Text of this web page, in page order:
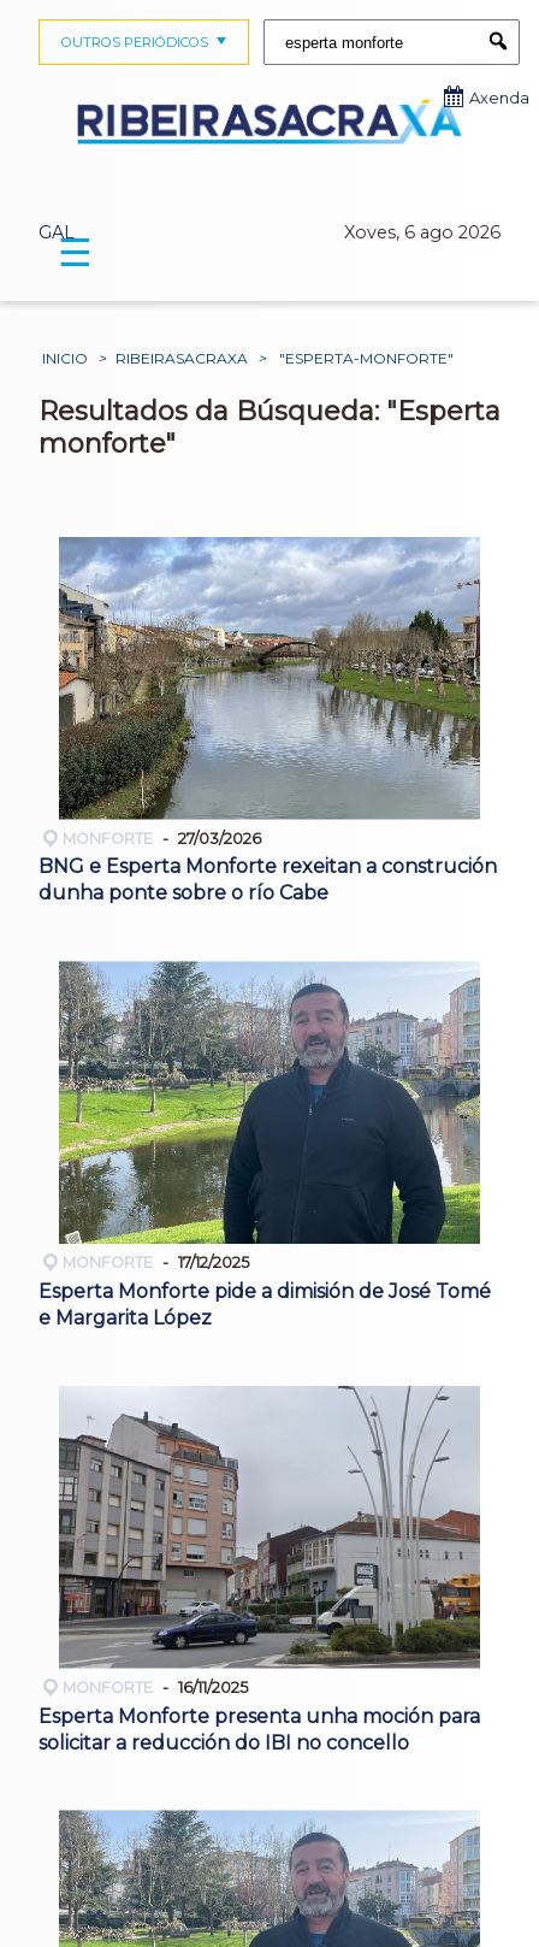
GAL Xoves, 6 ago 2026
OUTROS PERIÓDICOS
Axenda
☰
INICIO > RIBEIRASACRAXA > "ESPERTA-MONFORTE"
Resultados da Búsqueda: "Esperta
monforte"
MONFORTE 27/03/2026
BNG e Esperta Monforte rexeitan a construción
dunha ponte sobre o río Cabe
MONFORTE 17/12/2025
Esperta Monforte pide a dimisión de José Tomé
e Margarita López
MONFORTE 16/11/2025
Esperta Monforte presenta unha moción para
solicitar a reducción do IBI no concello